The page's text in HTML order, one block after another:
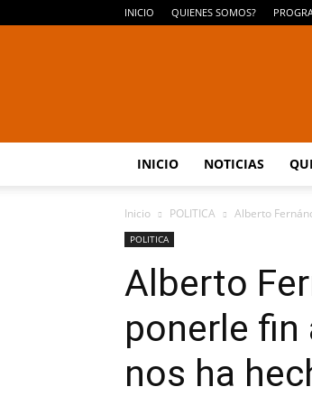
INICIO QUIENES SOMOS?
INICIO NOTICIAS
Inicio POLITICA Alberto
POLITICA
Alberto
ponerle fin
nos ha